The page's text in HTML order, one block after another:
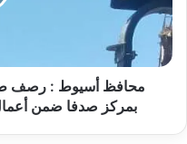
أولاد
إلياس-
كوم
أبو
محافظ أسيوط : رصف
بمركز صدفا ضمن أعمال